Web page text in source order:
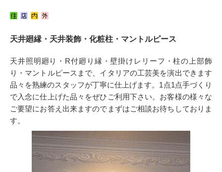
かたなび コラム
すまいリング 設計士インタビュー
Q＆A 販売・施工代理店募集
お気に入り
天井廻縁・天井装飾・化粧柱・マントルピース
天井照明廻り・R付廻り縁・壁掛けレリーフ・柱の上部飾
り・マントルピースまで、イタリアの工芸美を演出できます
品々を熟練のスタッフが丁寧に仕上げます。1点1点手づくり
で入念に仕上げた品々をぜひご利用下さい。お客様の様々な
ご要望にお答え出来ますのでまずはご相談お待ちしておりま
す。